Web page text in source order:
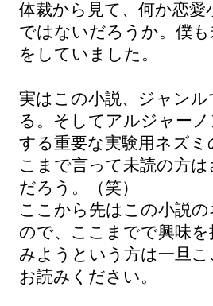
体裁から見て、何か恋
ではないだろうか。僕
をしていました。
実はこの小説、ジャン
る。そしてアルジャー
する重要な実験用ネズ
こまで言って未読の方
だろう。（笑）
ここから先はこの小説
ので、ここまでで興味
みようという方は一旦
お読みください。